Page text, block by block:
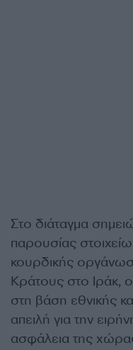
Στο διάταγμα
παρουσίας
κουρδικής
Κράτους στο Ιράκ,
στη βάση εθνικής
απειλή για την
ασφάλεια της